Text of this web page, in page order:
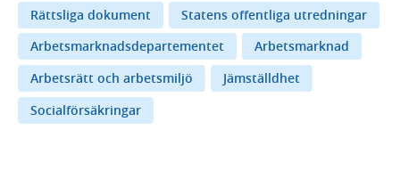
Rättsliga dokument
Statens offentliga utredningar
Arbetsmarknadsdepartementet
Arbetsmarknad
Arbetsrätt och arbetsmiljö
Jämställdhet
Socialförsäkringar